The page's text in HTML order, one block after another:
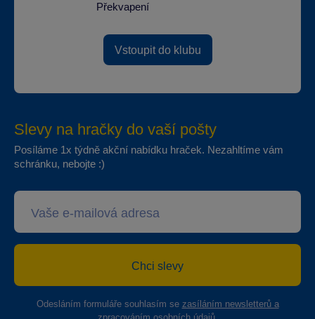
Překvapení
Vstoupit do klubu
Slevy na hračky do vaší pošty
Posíláme 1x týdně akční nabídku hraček. Nezahltíme vám
schránku, nebojte :)
Chci slevy
Odesláním formuláře souhlasím se zasíláním newsletterů a